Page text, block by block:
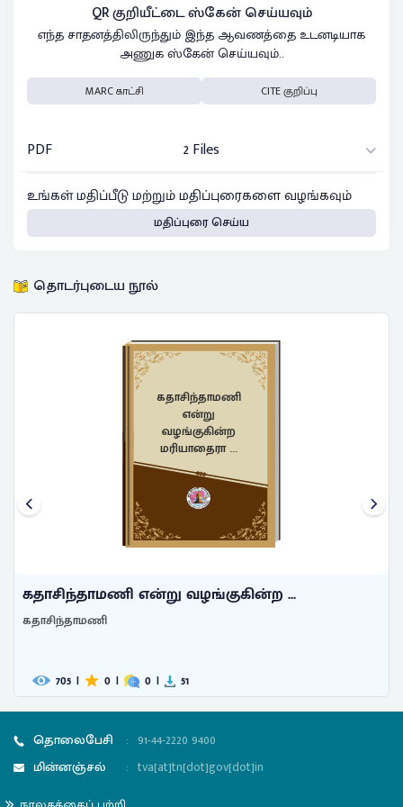
QR குறியீட்டை ஸ்கேன் செய்யவும்
எந்த சாதனத்திலிருந்தும் இந்த ஆவணத்தை உடனடியாக
அணுக ஸ்கேன் செய்யவும்..
MARC காட்சி CITE குறிப்பு
PDF
2 Files
உங்கள் மதிப்பீடு மற்றும் மதிப்புரைகளை வழங்கவும்
மதிப்புரை செய்ய
தொடர்புடைய நூல்
கதாசிந்தாமணி
என்று
வழங்குகின்ற
மரியாதைரா ...
கதாசிந்தாமணி என்று வழங்குகின்ற ...
கதாசிந்தாமணி
705 | 0 | 0 | 51
தொலைபேசி : 91-44-2220 9400
மின்னஞ்சல்
: tva[at]tn[dot]gov[dot]in